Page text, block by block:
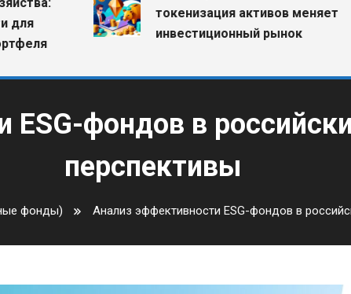
токенизация активов меняет
инвестиционный рынок
ESG-фондов в
перспективы
фонды) Анализ эффективности ESG-фондов в